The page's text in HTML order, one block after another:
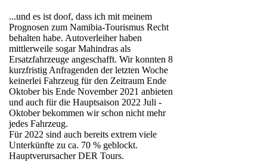
...und es ist doof, dass ich mit meinem
Prognosen zum Namibia-Tourismus Recht
behalten habe. Autoverleiher haben
mittlerweile sogar Mahindras als
Ersatzfahrzeuge angeschafft. Wir konnten 8
kurzfristig Anfragenden der letzten Woche
keinerlei Fahrzeug für den Zeitraum Ende
Oktober bis Ende November 2021 anbieten
und auch für die Hauptsaison 2022 Juli -
Oktober bekommen wir schon nicht mehr
jedes Fahrzeug.
Für 2022 sind auch bereits extrem viele
Unterkünfte zu ca. 70 % geblockt.
Hauptverursacher DER Tours.